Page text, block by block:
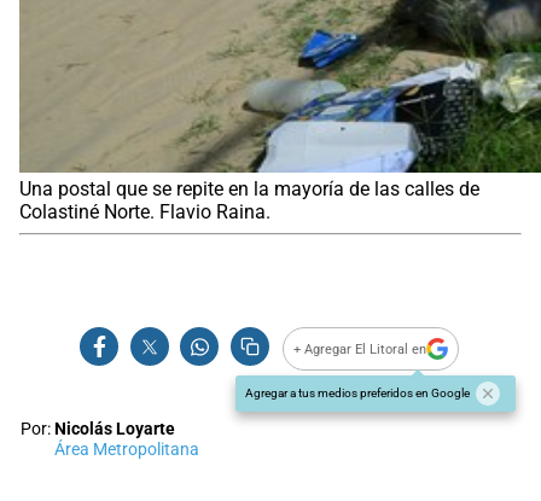
Una postal que se repite en la mayoría de las calles de
Colastiné Norte. Flavio Raina.
+ Agregar El Litoral en
Agregar a tus medios preferidos en Google
Por:Nicolás Loyarte
Área Metropolitana